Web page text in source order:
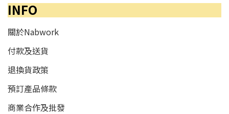
INFO
關於Nabwork
付款及送貨
退換貨政策
預訂產品條款
商業合作及批發